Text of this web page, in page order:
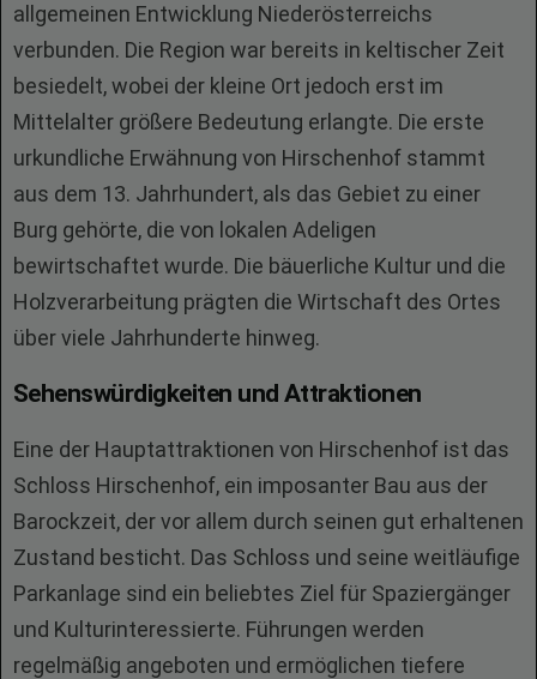
allgemeinen Entwicklung Niederösterreichs
verbunden. Die Region war bereits in keltischer Zeit
besiedelt, wobei der kleine Ort jedoch erst im
Mittelalter größere Bedeutung erlangte. Die erste
urkundliche Erwähnung von Hirschenhof stammt
aus dem 13. Jahrhundert, als das Gebiet zu einer
Burg gehörte, die von lokalen Adeligen
bewirtschaftet wurde. Die bäuerliche Kultur und die
Holzverarbeitung prägten die Wirtschaft des Ortes
über viele Jahrhunderte hinweg.
Sehenswürdigkeiten und Attraktionen
Eine der Hauptattraktionen von Hirschenhof ist das
Schloss Hirschenhof, ein imposanter Bau aus der
Barockzeit, der vor allem durch seinen gut erhaltenen
Zustand besticht. Das Schloss und seine weitläufige
Parkanlage sind ein beliebtes Ziel für Spaziergänger
und Kulturinteressierte. Führungen werden
regelmäßig angeboten und ermöglichen tiefere